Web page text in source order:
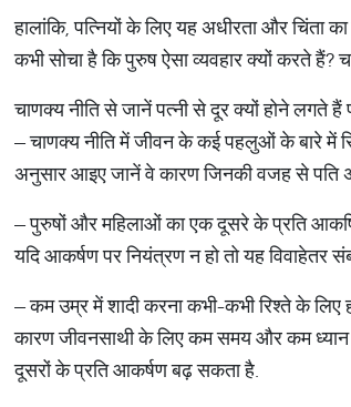
हालांकि, पत्नियों के लिए यह अधीरता और
कभी सोचा है कि पुरुष ऐसा व्यवहार क्यों करते हैं?
चाणक्य नीति से जानें पत्नी से दूर क्यों होने लगते हैं
– चाणक्य नीति में जीवन के कई पहलुओं के बारे में
अनुसार आइए जानें वे कारण जिनकी वजह से पति
– पुरुषों और महिलाओं का एक दूसरे के प्रति
यदि आकर्षण पर नियंत्रण न हो तो यह विवाहेतर
– कम उम्र में शादी करना कभी-कभी रिश्ते के
कारण जीवनसाथी के लिए कम समय और कम ध्यान
दूसरों के प्रति आकर्षण बढ़ सकता है.